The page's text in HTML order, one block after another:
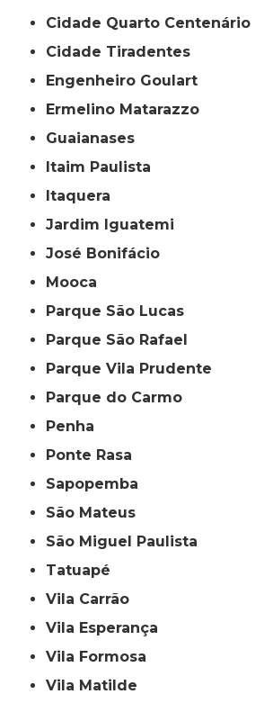
Cidade Quarto Centenário
Cidade Tiradentes
Engenheiro Goulart
Ermelino Matarazzo
Guaianases
Itaim Paulista
Itaquera
Jardim Iguatemi
José Bonifácio
Mooca
Parque São Lucas
Parque São Rafael
Parque Vila Prudente
Parque do Carmo
Penha
Ponte Rasa
Sapopemba
São Mateus
São Miguel Paulista
Tatuapé
Vila Carrão
Vila Esperança
Vila Formosa
Vila Matilde